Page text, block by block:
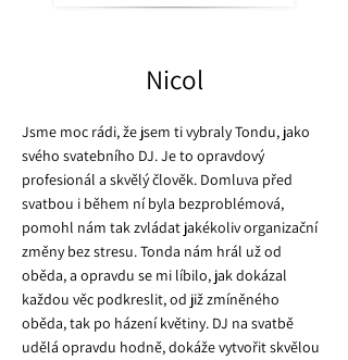
Nicol
Jsme moc rádi, že jsem ti vybraly Tondu, jako
svého svatebního DJ. Je to opravdový
profesionál a skvělý člověk. Domluva před
svatbou i během ní byla bezproblémová,
pomohl nám tak zvládat jakékoliv organizační
změny bez stresu. Tonda nám hrál už od
oběda, a opravdu se mi líbilo, jak dokázal
každou věc podkreslit, od již zmíněného
oběda, tak po házení květiny. DJ na svatbě
udělá opravdu hodně, dokáže vytvořit skvělou